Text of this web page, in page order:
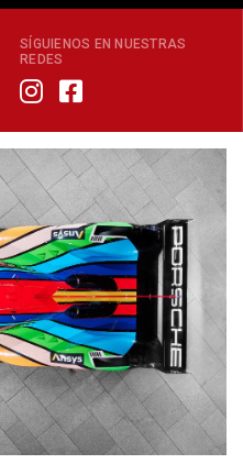
SÍGUIENOS EN NUESTRAS
REDES